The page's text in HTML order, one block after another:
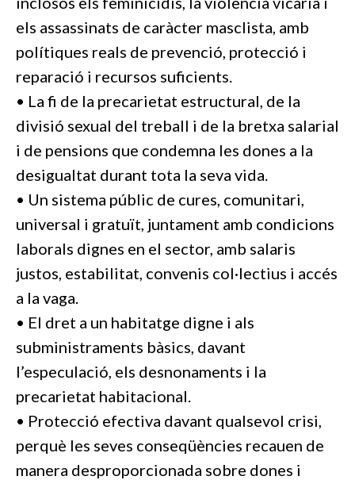
els assassinats de caràcter masclista, amb
polítiques reals de prevenció, protecció i
reparació i recursos suficients.
• La fi de la precarietat estructural, de la
divisió sexual del treball i de la bretxa salarial
i de pensions que condemna les dones a la
desigualtat durant tota la seva vida.
• Un sistema públic de cures, comunitari,
universal i gratuït, juntament amb condicions
laborals dignes en el sector, amb salaris
justos, estabilitat, convenis col·lectius i accés
a la vaga.
• El dret a un habitatge digne i als
subministraments bàsics, davant
l’especulació, els desnonaments i la
precarietat habitacional.
• Protecció efectiva davant qualsevol crisi,
perquè les seves conseqüències recauen de
manera desproporcionada sobre dones i